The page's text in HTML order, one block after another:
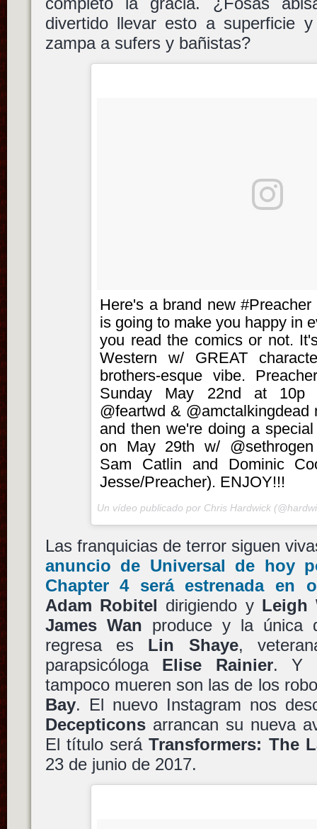
divertido llevar esto a superficie
zampa a sufers y bañistas?
Here's a brand new
is going to make you happy in
you read the comics or not.
Western w/ GREAT
brothers-esque vibe.
Sunday May 22nd at 10p
@feartwd & @amctalkingdead
and then we're doing a
on May 29th w/
Sam Catlin and Dominic
Jesse/Preacher). ENJOY!!!
Un vídeo publicado por Chris Hardwick
Las franquicias de terror siguen
anuncio de Universal de hoy
Chapter 4será estrenada en
Adam Robitel dirigiendo y Leigh
James Wan produce y la única
regresa es Lin Shaye,
parapsicóloga Elise Rainier. Y
tampoco mueren son las de los
Bay. El nuevo Instagram nos
Decepticonsarrancan su nueva
El título seráTransformers: The
23 de junio de 2017.